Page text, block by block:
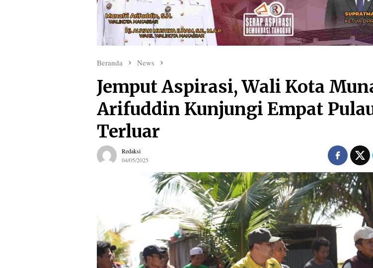
Beranda News
Jemput Aspirasi, Wali Kota
Arifuddin Kunjungi Empat
Terluar
Redaksi
04/05/2025